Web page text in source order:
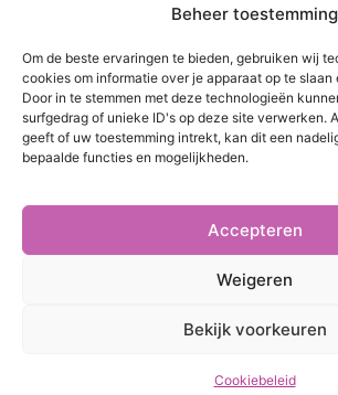
Beheer toestemming
Om de beste ervaringen te bieden, gebruiken wij
cookies om informatie over je apparaat op te slaan
Door in te stemmen met deze technologieën
surfgedrag of unieke ID's op deze site verwerken.
geeft of uw toestemming intrekt, kan dit een
bepaalde functies en mogelijkheden.
Accepteren
Weigeren
Bekijk voorkeuren
Cookiebeleid
informatie
Bericht categorie
@2025 www.productenvanhetjaar.be. All